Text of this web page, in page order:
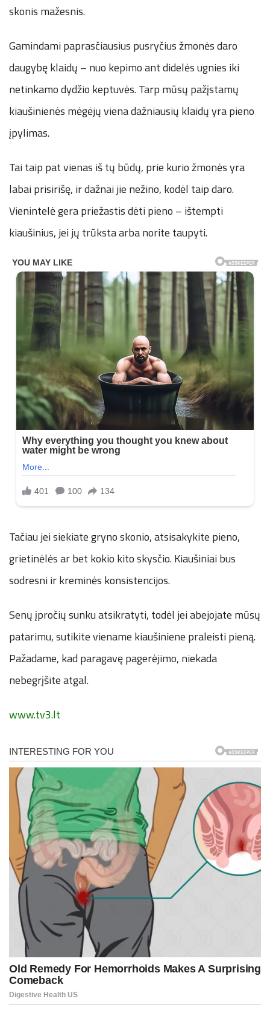
skonis mažesnis.
Gamindami paprasčiausius pusryčius žmonės daro
daugybę klaidų – nuo kepimo ant didelės ugnies iki
netinkamo dydžio keptuvės. Tarp mūsų pažįstamų
kiaušinienės mėgėjų viena dažniausių klaidų yra pieno
įpylimas.
Tai taip pat vienas iš tų būdų, prie kurio žmonės yra
labai prisirišę, ir dažnai jie nežino, kodėl taip daro.
Vienintelė gera priežastis dėti pieno – ištempti
kiaušinius, jei jų trūksta arba norite taupyti.
Tačiau jei siekiate gryno skonio, atsisakykite pieno,
grietinėlės ar bet kokio kito skysčio. Kiaušiniai bus
sodresni ir kreminės konsistencijos.
Senų įpročių sunku atsikratyti, todėl jei abejojate mūsų
patarimu, sutikite viename kiaušiniene praleisti pieną.
Pažadame, kad paragavę pagerėjimo, niekada
nebegrįšite atgal.
www.tv3.lt